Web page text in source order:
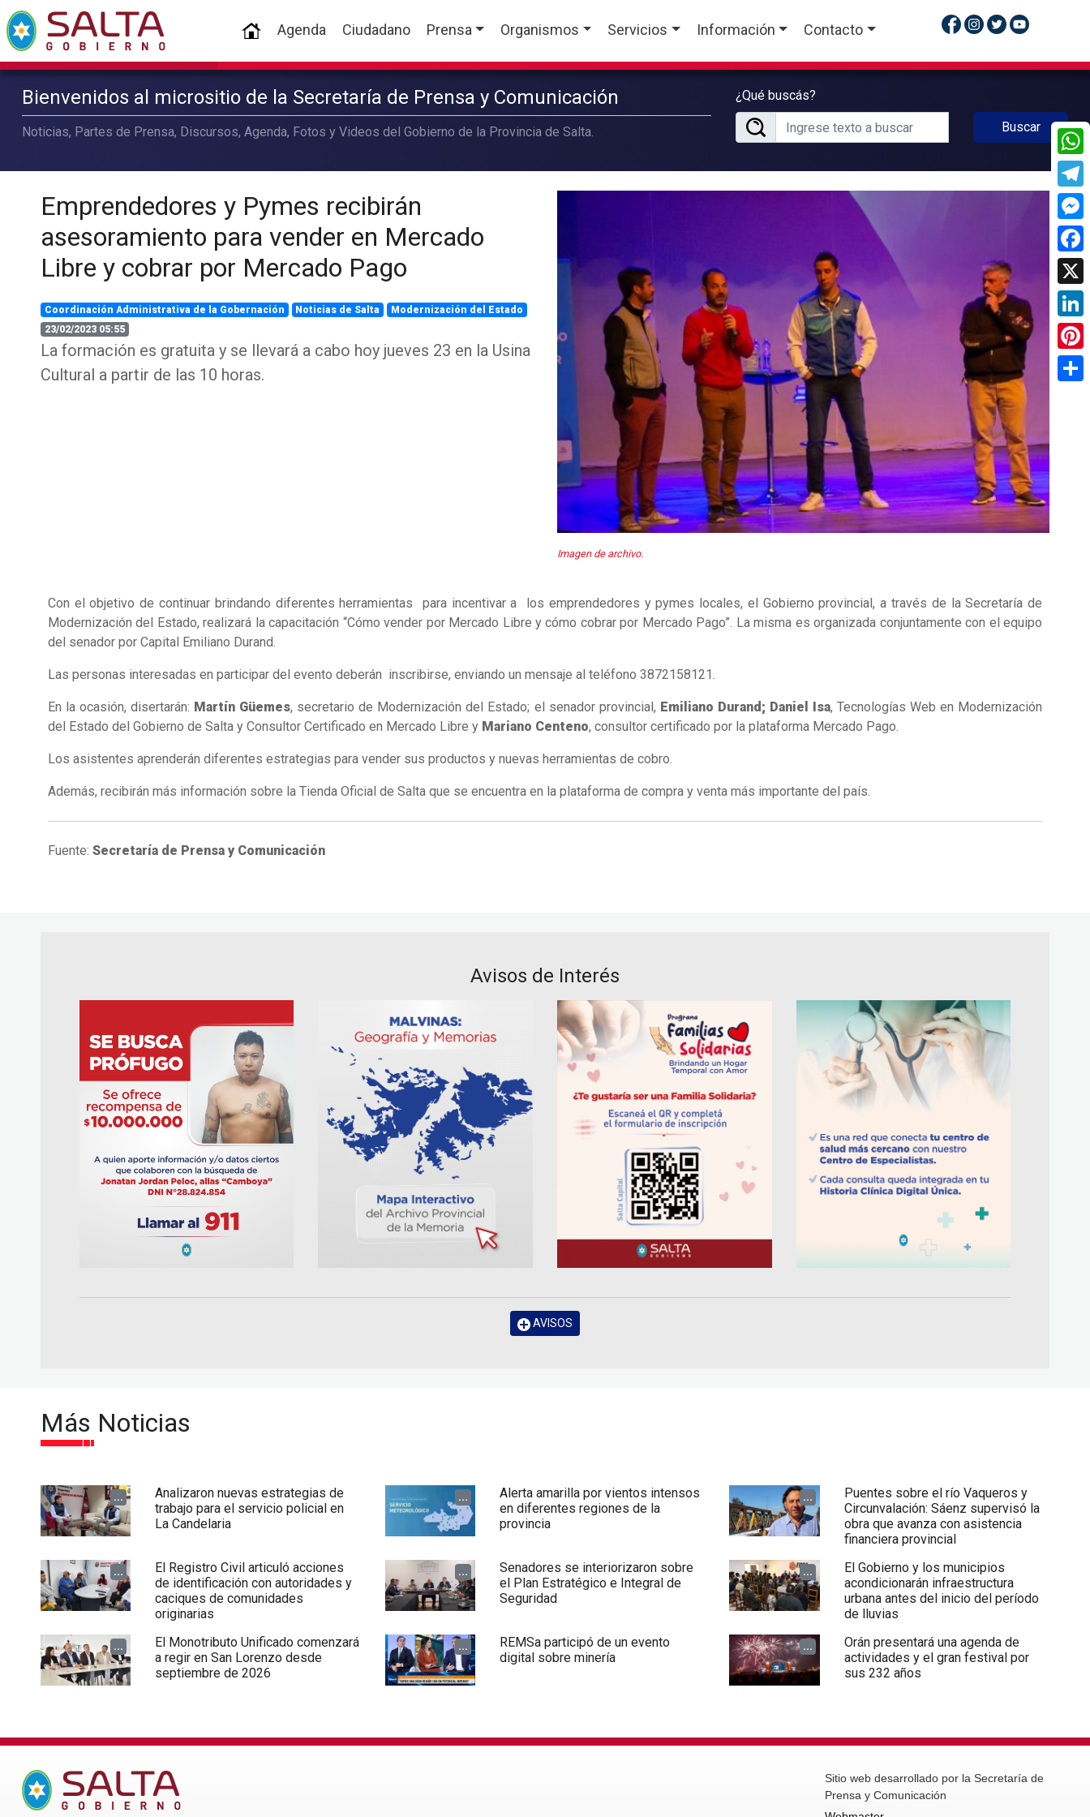
(current)
Agenda Ciudadano Prensa Organismos Servicios Información Contacto
Bienvenidos al micrositio de la Secretaría de Prensa y Comunicación
Noticias, Partes de Prensa, Discursos, Agenda, Fotos y Videos del Gobierno de la Provincia de Salta.
¿Qué buscás?
Buscar
Emprendedores y Pymes recibirán
asesoramiento para vender en Mercado
Libre y cobrar por Mercado Pago
Coordinación Administrativa de la Gobernación Noticias de Salta
Modernización del Estado
23/02/2023 05:55
La formación es gratuita y se llevará a cabo hoy jueves 23 en la Usina
Cultural a partir de las 10 horas.
Imagen de archivo.
Con el objetivo de continuar brindando diferentes herramientas para incentivar a los emprendedores y pymes locales, el Gobierno provincial, a través de la Secretaría de
Modernización del Estado, realizará la capacitación “Cómo vender por Mercado Libre y cómo cobrar por Mercado Pago”. La misma es organizada conjuntamente con el equipo
del senador por Capital Emiliano Durand.
Las personas interesadas en participar del evento deberán inscribirse, enviando un mensaje al teléfono 3872158121.
En la ocasión, disertarán: Martín Güemes, secretario de Modernización del Estado; el senador provincial, Emiliano Durand; Daniel Isa, Tecnologías Web en Modernización
del Estado del Gobierno de Salta y Consultor Certificado en Mercado Libre yMariano Centeno, consultor certificado por la plataforma Mercado Pago.
Los asistentes aprenderán diferentes estrategias para vender sus productos y nuevas herramientas de cobro.
Además, recibirán más información sobre la Tienda Oficial de Salta que se encuentra en la plataforma de compra y venta más importante del país.
Fuente: Secretaría de Prensa y Comunicación
Avisos de Interés
AVISOS
Más Noticias
...
Analizaron nuevas estrategias de
trabajo para el servicio policial en
La Candelaria
...
Alerta amarilla por vientos intensos
en diferentes regiones de la
provincia
...
Puentes sobre el río Vaqueros y
Circunvalación: Sáenz supervisó la
obra que avanza con asistencia
financiera provincial
...
El Registro Civil articuló acciones
de identificación con autoridades y
caciques de comunidades
originarias
...
Senadores se interiorizaron sobre
el Plan Estratégico e Integral de
Seguridad
...
El Gobierno y los municipios
acondicionarán infraestructura
urbana antes del inicio del período
de lluvias
...
El Monotributo Unificado comenzará
a regir en San Lorenzo desde
septiembre de 2026
...
REMSa participó de un evento
digital sobre minería
...
Orán presentará una agenda de
actividades y el gran festival por
sus 232 años
Sitio web desarrollado por la Secretaría de
Prensa y Comunicación
X